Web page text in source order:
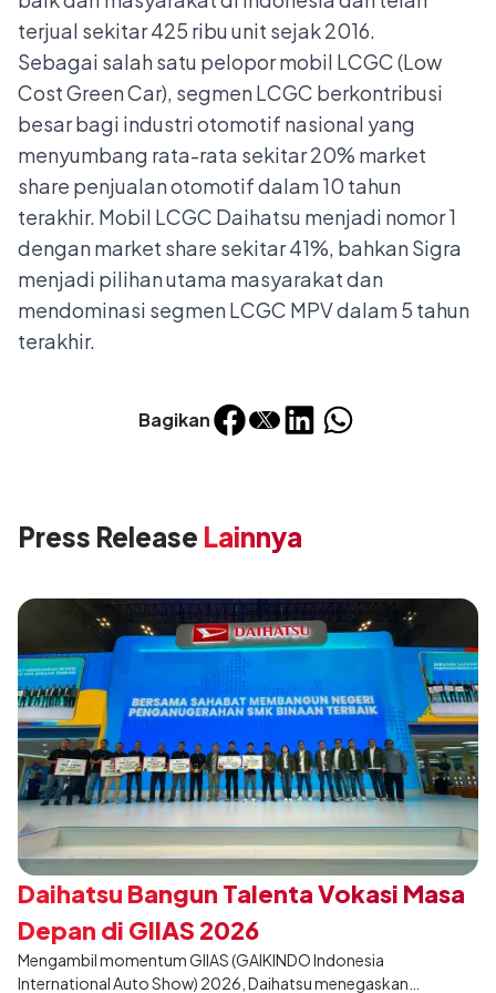
Bagikan
terjual sekitar 425 ribu unit sejak 2016.
Sebagai salah satu pelopor mobil LCGC (Low
Cost Green Car), segmen LCGC berkontribusi
besar bagi industri otomotif nasional yang
menyumbang rata-rata sekitar 20% market
share penjualan otomotif dalam 10 tahun
terakhir. Mobil LCGC Daihatsu menjadi nomor 1
dengan market share sekitar 41%, bahkan Sigra
menjadi pilihan utama masyarakat dan
mendominasi segmen LCGC MPV dalam 5 tahun
terakhir.
Press Release Lainnya
Daihatsu Bangun Talenta Vokasi Masa
Depan di GIIAS 2026
Mengambil momentum GIIAS (GAIKINDO Indonesia
International Auto Show) 2026, Daihatsu menegaskan